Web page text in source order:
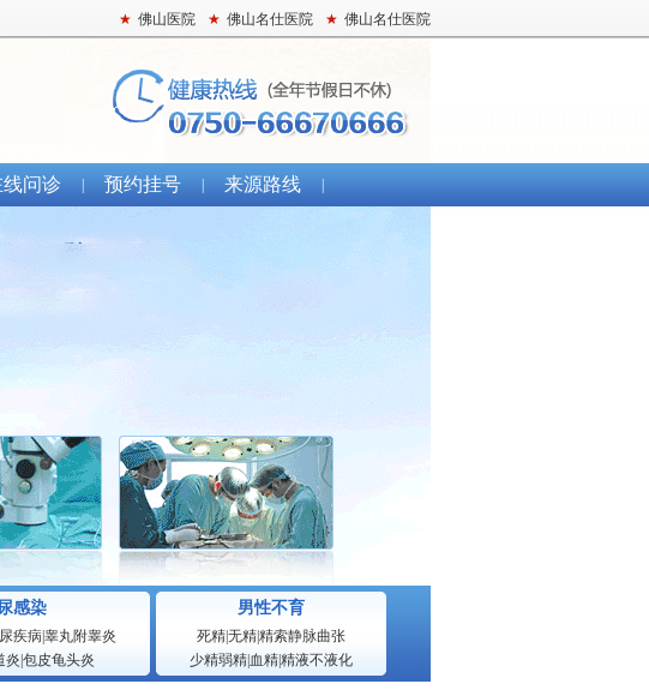
★ 佛山医院 ★ 佛山名仕医院 ★ 佛山名仕医院
线问诊 预约挂号 来源路线
感染
疾病睾丸附睾炎
炎 包皮龟头炎
男性不育
死精|无精|精索静脉曲张
少精弱精| 血精|精液不液化